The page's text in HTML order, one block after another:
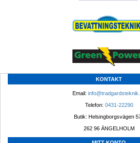
KONTAKT
Email:
Telefon: 0431-22290
Butik: Helsingborgsvägen
262 96 ÄNGELHOLM